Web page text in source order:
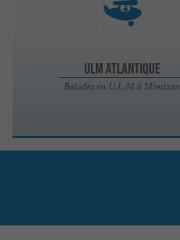
ULM Atlantique
Balades en U.L.M à Mimizan